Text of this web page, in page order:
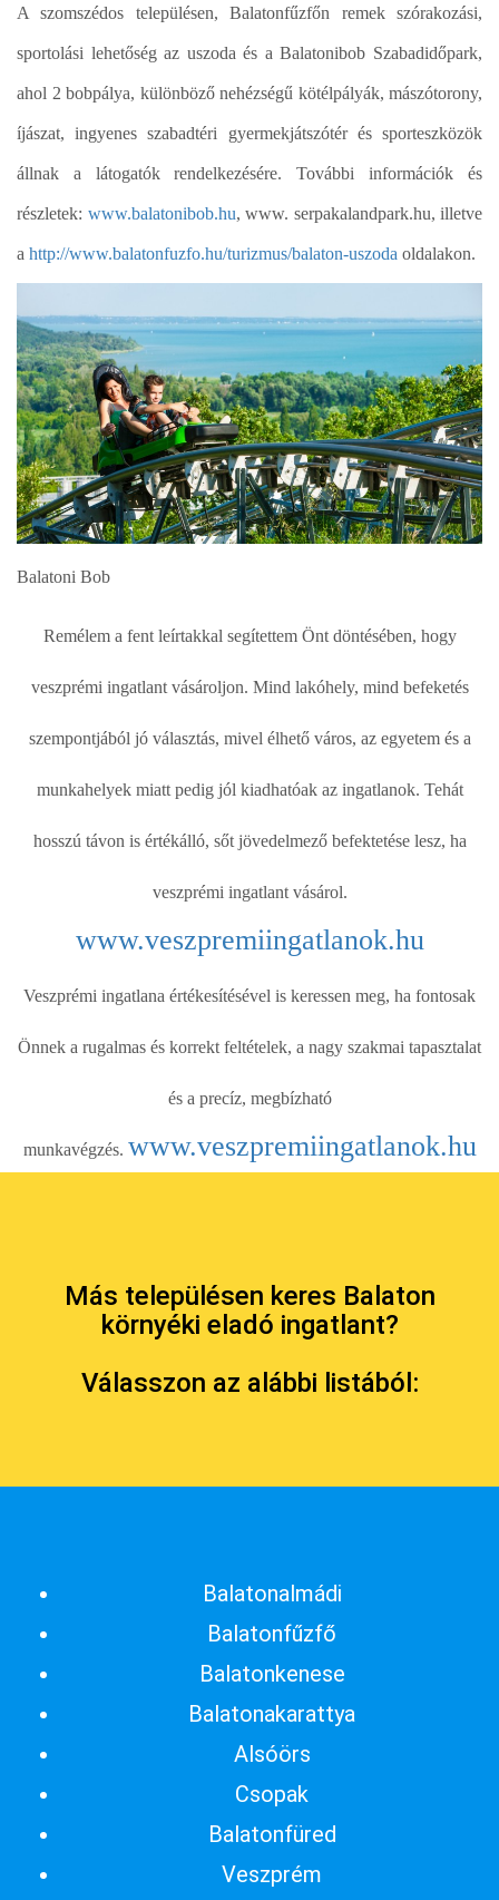
A szomszédos településen, Balatonfűzfőn remek szórakozási,
sportolási lehetőség az uszoda és a Balatonibob Szabadidőpark,
ahol 2 bobpálya, különböző nehézségű kötélpályák, mászótorony,
íjászat, ingyenes szabadtéri gyermekjátszótér és sporteszközök
állnak a látogatók rendelkezésére. További információk és
részletek: www.balatonibob.hu, www. serpakalandpark.hu, illetve
a http://www.balatonfuzfo.hu/turizmus/balaton-uszoda oldalakon.
Balatoni Bob
Remélem a fent leírtakkal segítettem Önt döntésében, hogy
veszprémi ingatlant vásároljon. Mind lakóhely, mind befeketés
szempontjából jó választás, mivel élhető város, az egyetem és a
munkahelyek miatt pedig jól kiadhatóak az ingatlanok. Tehát
hosszú távon is értékálló, sőt jövedelmező befektetése lesz, ha
veszprémi ingatlant vásárol.
www.veszpremiingatlanok.hu
Veszprémi ingatlana értékesítésével is keressen meg, ha fontosak
Önnek a rugalmas és korrekt feltételek, a nagy szakmai tapasztalat
és a precíz, megbízható
munkavégzés. www.veszpremiingatlanok.hu
Más településen keres Balaton
környéki eladó ingatlant?
Válasszon az alábbi listából:
Balatonalmádi
Balatonfűzfő
Balatonkenese
Balatonakarattya
Alsóörs
Csopak
Balatonfüred
Veszprém